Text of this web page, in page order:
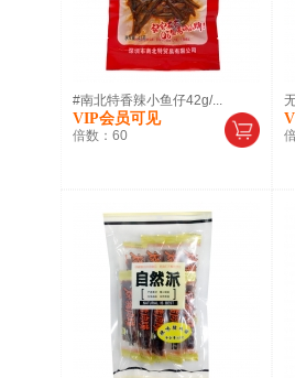
#南北特香辣小鱼仔42g/...
VIP会员可见
倍数： 60